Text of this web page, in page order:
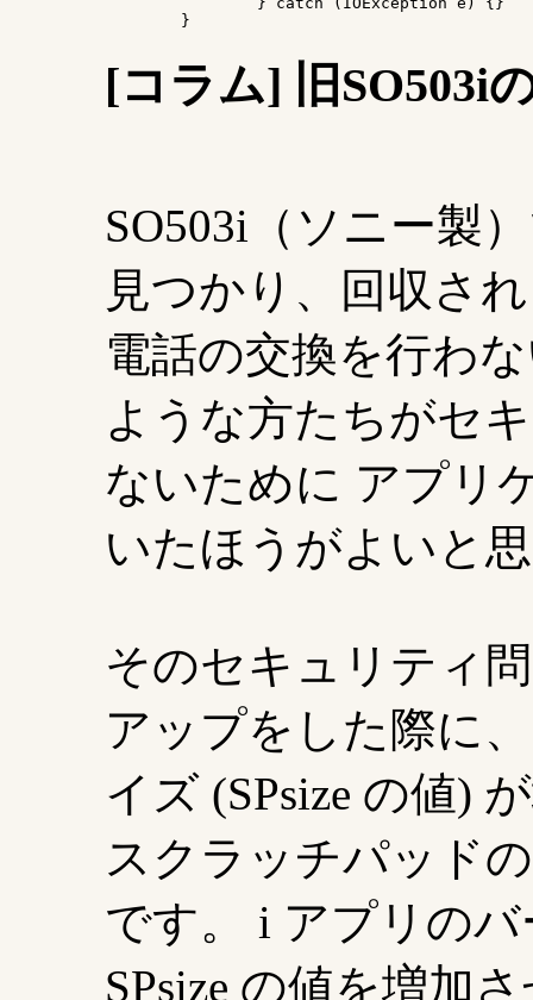
	}
[コラム] 旧SO503i
SO503i（ソニー製
見つかり、回収さ
電話の交換を行わ
ような方たちがセ
ないために アプリ
いたほうがよいと
そのセキュリティ
アップをした際に
イズ (SPsize の値)
スクラッチパッド
です。 i アプリの
SPsize の値を増加